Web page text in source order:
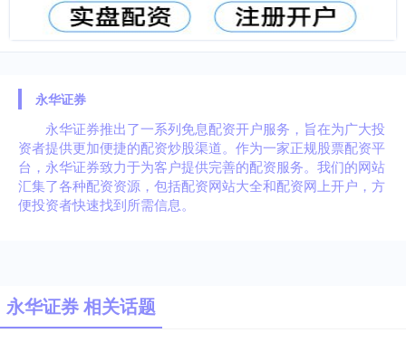
永华证券
永华证券推出了一系列免息配资开户服务，旨在为广大投
资者提供更加便捷的配资炒股渠道。作为一家正规股票配资平
台，永华证券致力于为客户提供完善的配资服务。我们的网站
汇集了各种配资资源，包括配资网站大全和配资网上开户，方
便投资者快速找到所需信息。
永华证券 相关话题